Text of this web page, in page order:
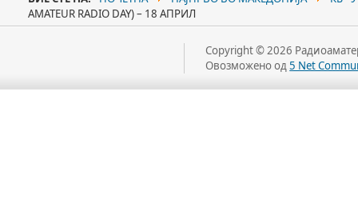
AMATEUR RADIO DAY) – 18 АПРИЛ
Copyright © 2026
Овозможено од5 Net